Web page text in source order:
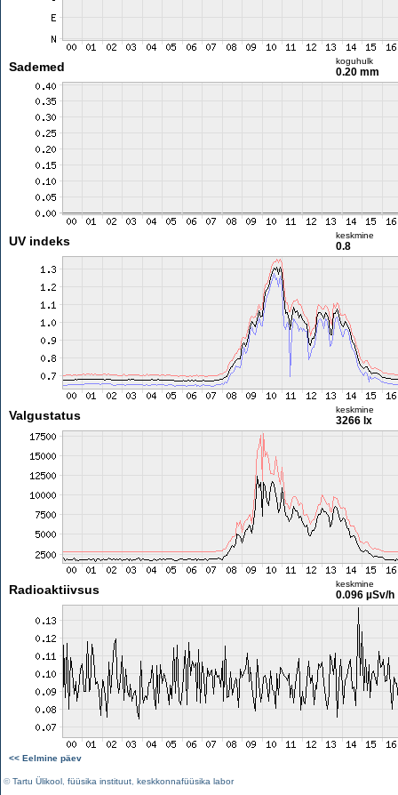
Sademed koguhulk
0.20 mm
UV indeks keskmine
0.8
Valgustatus keskmine
3266 lx
Radioaktiivsus keskmine
0.096 µSv/h
<< Eelmine päev
©Tartu Ülikool füüsika instituut keskkonnafüüsika labor